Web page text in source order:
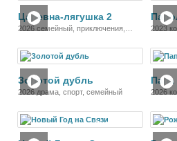
Царевна-лягушка 2
2026 семейный, приключения,
2023
Золотой дубль
2026 драма, спорт, семейный 2026
Фильм